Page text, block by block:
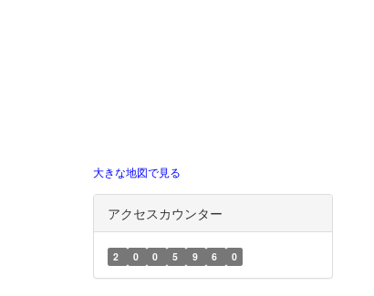
大きな地図で見る
アクセスカウンター
2 0 0 5 9 6 0